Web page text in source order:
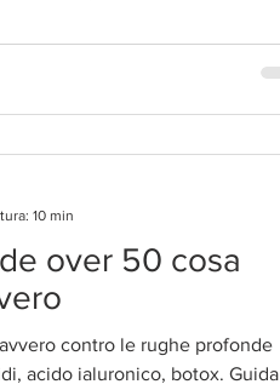
over 50 cosa
contro le rughe profonde
acido ialuronico, botox. Guida
10 min